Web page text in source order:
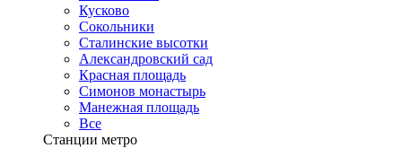
Кусково
Сокольники
Сталинские высотки
Александровский сад
Красная площадь
Симонов монастырь
Манежная площадь
Все
Станции метро